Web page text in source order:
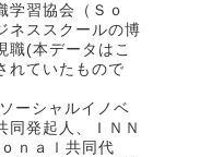
学習協会（Ｓｏ
ネススクールの博
職(本データはこ
れていたもので
ーシャルイノベ
発起人、ＩＮＮ
ｎａｌ共同代